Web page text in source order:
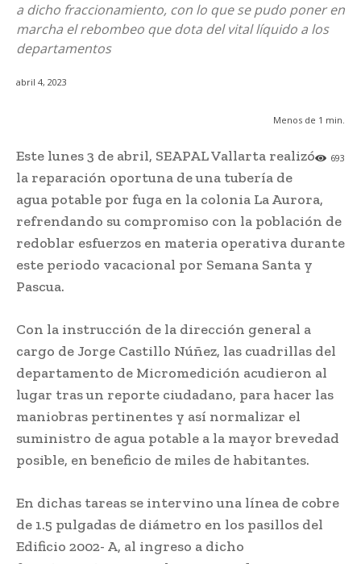
a dicho fraccionamiento, con lo que se pudo poner en
marcha el rebombeo que dota del vital líquido a los
departamentos
abril 4, 2023
Menos de 1 min.
693
Este lunes 3 de abril, SEAPAL Vallarta realizó
la reparación oportuna de una tubería de
agua potable por fuga en la colonia La Aurora,
refrendando su compromiso con la población de
redoblar esfuerzos en materia operativa durante
este periodo vacacional por Semana Santa y
Pascua.
Con la instrucción de la dirección general a
cargo de Jorge Castillo Núñez, las cuadrillas del
departamento de Micromedición acudieron al
lugar tras un reporte ciudadano, para hacer las
maniobras pertinentes y así normalizar el
suministro de agua potable a la mayor brevedad
posible, en beneficio de miles de habitantes.
En dichas tareas se intervino una línea de cobre
de 1.5 pulgadas de diámetro en los pasillos del
Edificio 2002- A, al ingreso a dicho